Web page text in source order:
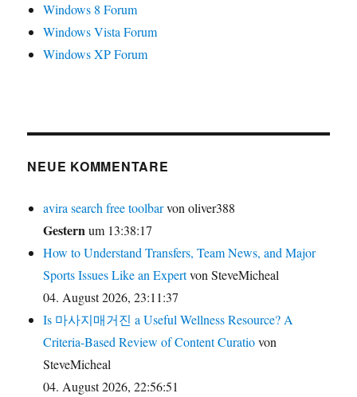
Windows 8 Forum
Windows Vista Forum
Windows XP Forum
NEUE KOMMENTARE
avira search free toolbarvon oliver388
Gesternum 13:38:17
How to Understand Transfers, Team News, and Major
Sports Issues Like an Expertvon SteveMicheal
04. August 2026, 23:11:37
Is 마사지매거진 a Useful Wellness Resource? A
Criteria-Based Review of Content Curatiovon
SteveMicheal
04. August 2026, 22:56:51